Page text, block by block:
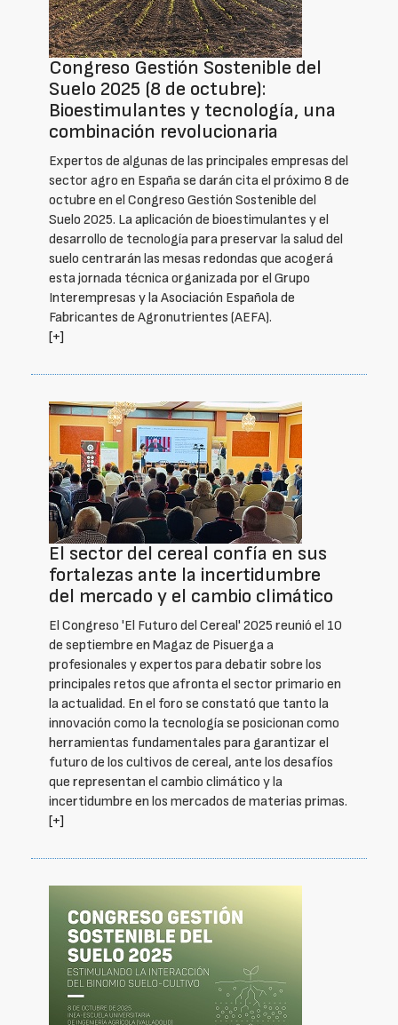
Congreso Gestión Sostenible del
Suelo 2025 (8 de octubre):
Bioestimulantes y tecnología, una
combinación revolucionaria
Expertos de algunas de las principales empresas del
sector agro en España se darán cita el próximo 8 de
octubre en el Congreso Gestión Sostenible del
Suelo 2025. La aplicación de bioestimulantes y el
desarrollo de tecnología para preservar la salud del
suelo centrarán las mesas redondas que acogerá
esta jornada técnica organizada por el Grupo
Interempresas y la Asociación Española de
Fabricantes de Agronutrientes (AEFA).
[+]
El sector del cereal confía en sus
fortalezas ante la incertidumbre
del mercado y el cambio climático
El Congreso 'El Futuro del Cereal' 2025 reunió el 10
de septiembre en Magaz de Pisuerga a
profesionales y expertos para debatir sobre los
principales retos que afronta el sector primario en
la actualidad. En el foro se constató que tanto la
innovación como la tecnología se posicionan como
herramientas fundamentales para garantizar el
futuro de los cultivos de cereal, ante los desafíos
que representan el cambio climático y la
incertidumbre en los mercados de materias primas.
[+]